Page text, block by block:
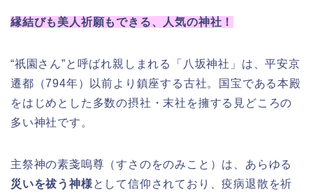
縁結びも美人祈願もできる、人気の神社！
“祇園さん”と呼ばれ親しまれる「八坂神社」は、平安京
遷都（794年）以前より鎮座する古社。国宝である本殿
をはじめとした多数の摂社・末社を擁する見どころの
多い神社です。
主祭神の素戔嗚尊（すさのをのみこと）は、あらゆる
災いを祓う神様として信仰されており、疫病退散を祈